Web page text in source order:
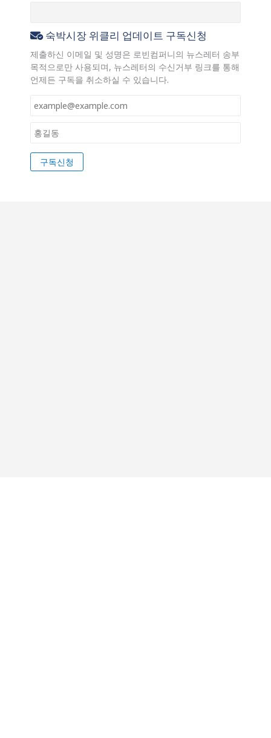
숙박시장 위클리 업데이트 구독신청
제출하신 이메일 및 성명은 로빈컴퍼니의 뉴스레터 송부
목적으로만 사용되며, 뉴스레터의 수신거부 링크를 통해
언제든 구독을 취소하실 수 있습니다.
이
름
*
구독신청